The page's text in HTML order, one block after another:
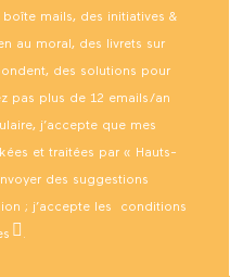
mails, des initiatives &
au moral, des livrets sur
des solutions pour
pas plus de 12 emails/an
j’accepte que mes
et traitées par « Hauts-
des suggestions
; j’accepte les conditions
.